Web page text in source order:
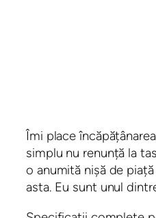
Îmi place
simplu nu renunță la
o anumită nișă de
asta. Eu sunt unul